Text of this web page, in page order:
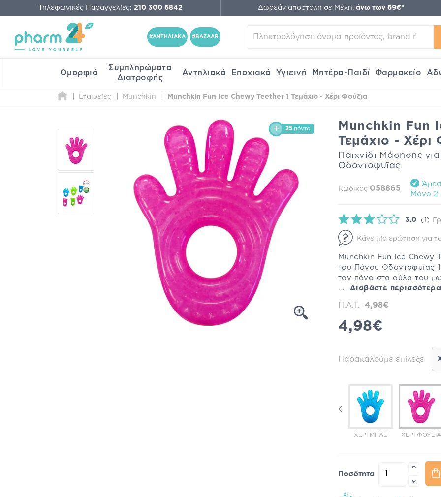
Τηλεφωνικές Παραγγελίες: 210 300 6842 Δωρεάν αποστολή σε Μέλη, άνω των 69€*
#ΑΝΤΗΛΙΑΚΑ #BAZAAR
Ομορφιά
Συμπληρώματα
Διατροφής
Αντηλιακά Εποχιακά Υγιεινή Μητέρα-Παιδί Φαρμακείο
Εταιρείες Munchkin Munchkin Fun Ice Chewy Teether 1 Τεμάχιο - Χέρι Φούξια
25 πόντοι
Munchkin Fun
Τεμάχιο - Χέρι
Παιχνίδι Μάσησης
Οδοντοφυΐας
Κωδικός 058865
Mόνο 2
3.0 (1)
Κάνε μία ερώτηση για
Munchkin Fun Ice Chewy
του Πόνου Οδοντοφυΐας
τον πόνο στα ούλα του
... Διαβάστε περισσότερα
Π.Λ.Τ. 4,98€
4,98€
Παρακαλούμε επίλεξε
ΧΈΡΙ ΜΠΛΕ ΧΈΡΙ ΦΟΎΞΙΑ
Ποσότητα